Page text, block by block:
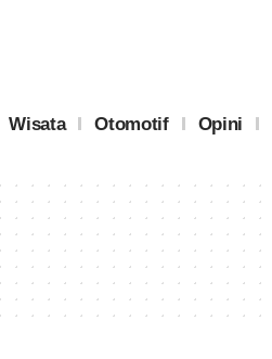
Wisata Otomotif Opini